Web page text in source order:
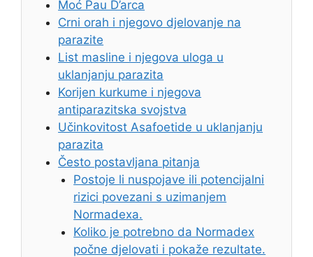
Moć Pau D’arca
Crni orah i njegovo djelovanje na
parazite
List masline i njegova uloga u
uklanjanju parazita
Korijen kurkume i njegova
antiparazitska svojstva
Učinkovitost Asafoetide u uklanjanju
parazita
Često postavljana pitanja
Postoje li nuspojave ili potencijalni
rizici povezani s uzimanjem
Normadexa.
Koliko je potrebno da Normadex
počne djelovati i pokaže rezultate.